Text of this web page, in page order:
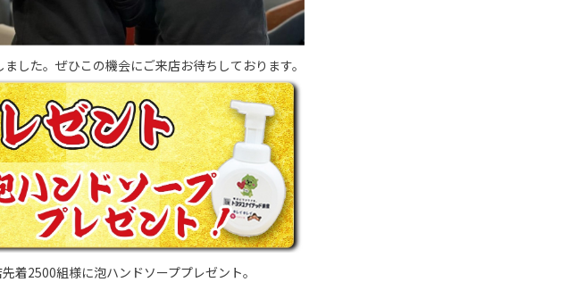
した。ぜひこの機会にご来店お待ちしております。
着2500組様に泡ハンドソーププレゼント。